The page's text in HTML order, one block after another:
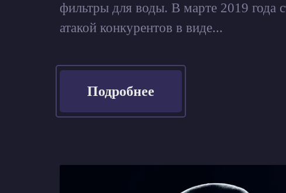
фильтры для воды. В марте 2019 года
атакой конкурентов в виде...
Подробнее